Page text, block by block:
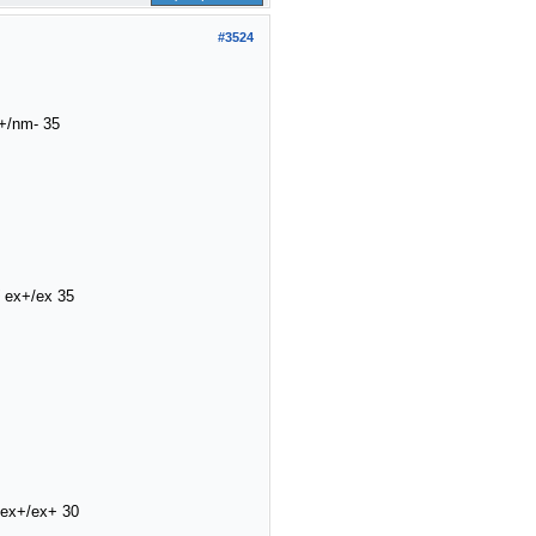
#3524
nm- 35
ex+/ex 35
ex+ 30